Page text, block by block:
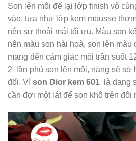
Son lên môi để lại lớp finish vô
vào, tựa như lớp kem mousse
nên sự thoải mái tối ưu. Màu son
nên màu son hài hoà, son lên màu
mang đến cảm giác môi trần suốt
2 lần phủ son lên môi, nàng sẽ sở
đối. Vì son Dior kem 601
là dạng
cần đợi một lát để son khô trên đôi